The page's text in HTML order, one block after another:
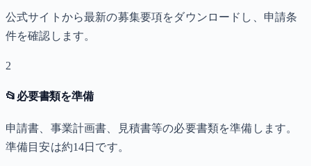
公式サイトから最新の募集要項をダウンロードし、申請条
件を確認します。
2
📂 必要書類を準備
申請書、事業計画書、見積書等の必要書類を準備します。
準備目安は約14日です。